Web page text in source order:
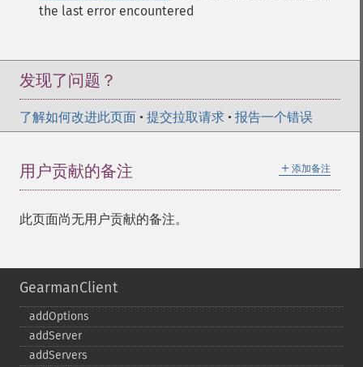
the last error encountered
发现了问题？
了解如何改进此页面 • 提交拉取请求 • 报告一个错误
＋ 添加备注
用户贡献的备注
此页面尚无用户贡献的备注。
GearmanClient
addOptions
addServer
addServers